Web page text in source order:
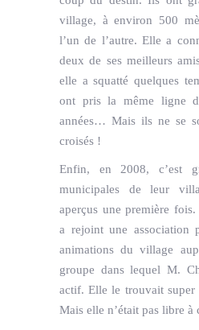
village, à environ 500
l’un de l’autre. Elle a
deux de ses meilleurs
elle a squatté quelques
ont pris la même ligne
années… Mais ils ne se
croisés !
Enfin, en 2008, c’est
municipales de leur
aperçus une première
a rejoint une association
animations du village
groupe dans lequel M.
actif. Elle le trouvait
Mais elle n’était pas libre à